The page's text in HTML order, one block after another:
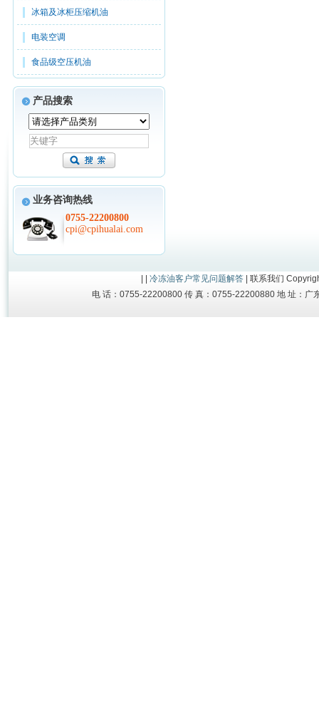
冰箱及冰柜压缩机油
电装空调
食品级空压机油
产品搜索
业务咨询热线
0755-22200800
cpi@cpihualai.com
冷冻油客户常见问题解答| 联系我们
电 话：0755-22200800 传 真：0755-22200880 地 址：